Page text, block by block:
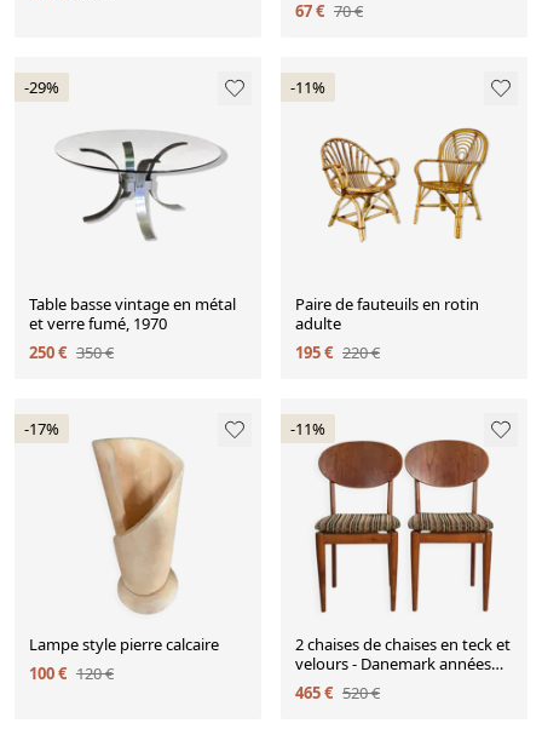
67 € 70 €
-29%
Table basse vintage en métal
et verre fumé, 1970
250 € 350 €
-11%
Paire de fauteuils en rotin
adulte
195 € 220 €
-17%
Lampe style pierre calcaire
100 € 120 €
-11%
2 chaises de chaises en teck et
velours - Danemark années
50/60
465 € 520 €